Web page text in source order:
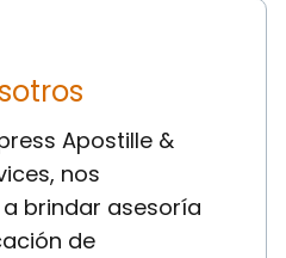
Apostille &
nos
brindar asesoría
de